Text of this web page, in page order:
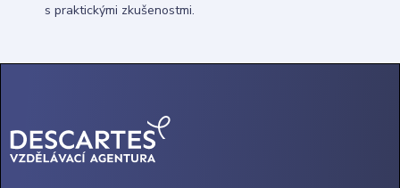
s praktickými zkušenostmi.